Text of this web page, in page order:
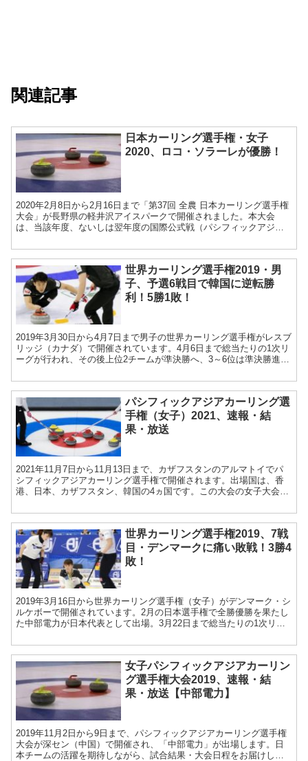
関連記事
日本カーリング選手権・女子
2020、ロコ・ソラーレが優勝！
2020年2月8日から2月16日まで「第37回 全農 日本カーリング選手権
大会」が長野県の軽井沢アイスパークで開催されました。本大会
は、当該年度、ないしは翌年度の国際公式戦（パシフィックアジア
世界カーリング選手権2019・男
子、予選6戦目で韓国に逆転勝
利！5勝1敗！
2019年3月30日から4月7日まで男子の世界カーリング選手権がレスブ
リッジ（カナダ）で開催されています。4月6日まで総当たりの1次リ
ーグが行われ、その後上位2チームが準決勝へ、3～6位は準決勝進出
パシフィックアジアカーリング選
手権（女子）2021、速報・結
果・放送
2021年11月7日から11月13日まで、カザフスタンのアルマトイでパ
シフィックアジアカーリング選手権で開催されます。出場国は、香
港、日本、カザフスタン、韓国の4ヵ国です。この大会の女子大会の
世界カーリング選手権2019、7戦
目・デンマークに痛い敗戦！3勝4
敗！
2019年3月16日から世界カーリング選手権（女子）がデンマーク・シ
ルケボーで開催されています。2月の日本選手権で全勝優勝を果たし
た中部電力が日本代表として出場。3月22日まで総当たりの1次リー
女子パシフィックアジアカーリン
グ選手権大会2019、速報・結
果・放送【中部電力】
2019年11月2日から9日まで、パシフィックアジアカーリング選手権
大会が深セン（中国）で開催され、「中部電力」が出場します。日
本チームの活躍を期待しながら、試合結果・大会日程をお届けしま